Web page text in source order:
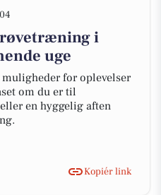
i
uge
for oplevelser
om du er til
en hyggelig aften
Kopiér link